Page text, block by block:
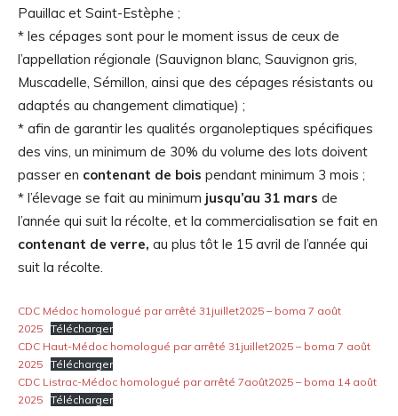
Pauillac et Saint-Estèphe ;
* les cépages sont pour le moment issus de ceux de
l’appellation régionale (Sauvignon blanc, Sauvignon gris,
Muscadelle, Sémillon, ainsi que des cépages résistants ou
adaptés au changement climatique) ;
* afin de garantir les qualités organoleptiques spécifiques
des vins, un minimum de 30% du volume des lots doivent
passer en contenant de bois pendant minimum 3 mois ;
* l’élevage se fait au minimum jusqu’au 31 mars de
l’année qui suit la récolte, et la commercialisation se fait en
contenant de verre, au plus tôt le 15 avril de l’année qui
suit la récolte.
CDC Médoc homologué par arrêté 31juillet2025 – boma 7 août
2025 Télécharger
CDC Haut-Médoc homologué par arrêté 31juillet2025 – boma 7 août
2025 Télécharger
CDC Listrac-Médoc homologué par arrêté 7août2025 – boma 14 août
2025 Télécharger